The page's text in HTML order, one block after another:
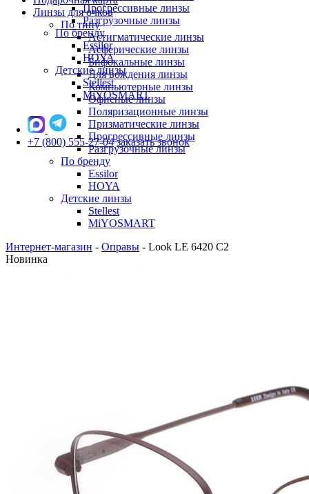
Линзы для очков
По типу
Астигматические линзы
Асферические линзы
Бифокальные линзы
Для вождения линзы
Компьютерные линзы
Офисные линзы
Поляризационные линзы
Призматические линзы
Прогрессивные линзы
Разгрузочные линзы
По бренду
Essilor
HOYA
Детские линзы
Stellest
MiYOSMART
Прогрессивные линзы
Разгрузочные линзы
По бренду
Essilor
HOYA
Детские линзы
Stellest
MiYOSMART
+7 (800) 555-27-04 заказать звонок
Интернет-магазин - Оправы - Look LE 6420 C2
Новинка